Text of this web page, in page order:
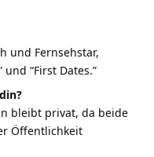
und Fernsehstar,
und “First Dates.”
bleibt privat, da beide
Öffentlichkeit